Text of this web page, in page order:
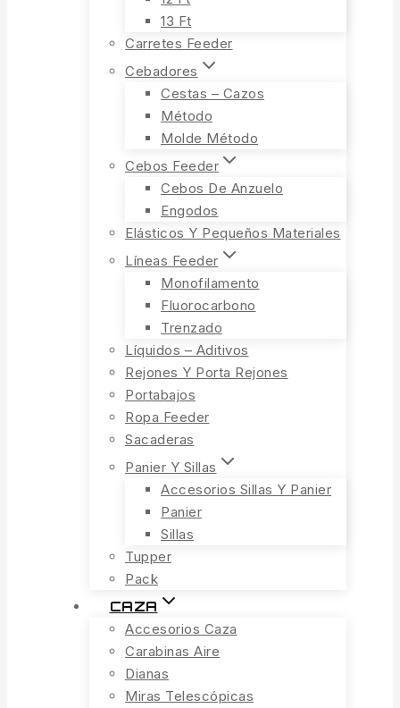
13 Ft
Carretes Feeder
Cebadores
Cestas – Cazos
Método
Molde Método
Cebos Feeder
Cebos De Anzuelo
Engodos
Elásticos Y Pequeños Materiales
Líneas Feeder
Monofilamento
Fluorocarbono
Trenzado
Líquidos – Aditivos
Rejones Y Porta Rejones
Portabajos
Ropa Feeder
Sacaderas
Panier Y Sillas
Accesorios Sillas Y Panier
Panier
Sillas
Tupper
Pack
CAZA
Accesorios Caza
Carabinas Aire
Dianas
Miras Telescópicas